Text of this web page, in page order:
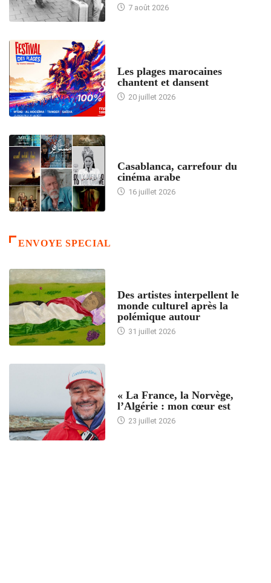
7 août 2026
Les plages marocaines
chantent et dansent
20 juillet 2026
Casablanca, carrefour du
cinéma arabe
16 juillet 2026
ENVOYE SPECIAL
Des artistes interpellent le
monde culturel après la
polémique autour
31 juillet 2026
« La France, la Norvège,
l’Algérie : mon cœur est
23 juillet 2026